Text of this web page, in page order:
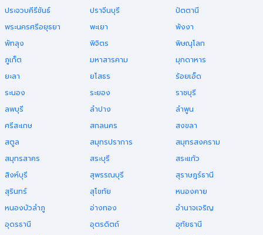
ประจวบคีรีขันธ์
ปราจีนบุรี
ปัตตานี
พระนครศรีอยุธยา
พะเยา
พังงา
พัทลุง
พิจิตร
พิษณุโลก
ภูเก็ต
มหาสารคาม
มุกดาหาร
ยะลา
ยโสธร
ร้อยเอ็ด
ระนอง
ระยอง
ราชบุรี
ลพบุรี
ลำปาง
ลำพูน
ศรีสะเกษ
สกลนคร
สงขลา
สตูล
สมุทรปราการ
สมุทรสงคราม
สมุทรสาคร
สระบุรี
สระแก้ว
สิงห์บุรี
สุพรรณบุรี
สุราษฎร์ธานี
สุรินทร์
สุโขทัย
หนองคาย
หนองบัวลำภู
อ่างทอง
อำนาจเจริญ
อุดรธานี
อุตรดิตถ์
อุทัยธานี